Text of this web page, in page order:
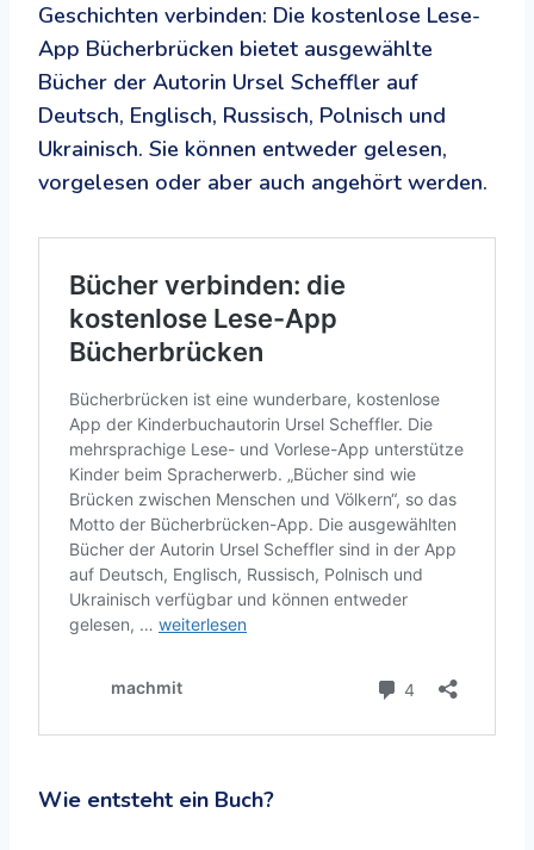
Geschichten verbinden: Die kostenlose Lese-
App Bücherbrücken bietet ausgewählte
Bücher der Autorin Ursel Scheffler auf
Deutsch, Englisch, Russisch, Polnisch und
Ukrainisch. Sie können entweder gelesen,
vorgelesen oder aber auch angehört werden.
Wie entsteht ein Buch?